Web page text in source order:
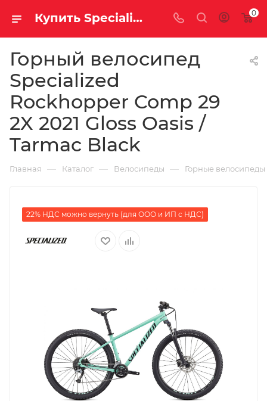
Купить Specialized Rockhopper Comp 29 2X 2021 Gloss Oasis / Tarmac Black за рублей, а со скидкой 83 600 руб. 0
Горный велосипед
Specialized
Rockhopper Comp 29
2X 2021 Gloss Oasis /
Tarmac Black
Главная — Каталог — Велосипеды — Горные велосипеды
22% НДС можно вернуть (для ООО и ИП с НДС)